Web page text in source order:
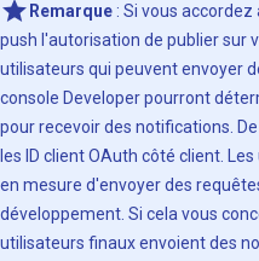
Remarque : Si vous
push l'autorisation de publier sur
utilisateurs qui peuvent envoyer
console Developer pourront
pour recevoir des notifications.
les ID client OAuth côté client.
en mesure d'envoyer des
développement. Si cela vous
utilisateurs finaux envoient des